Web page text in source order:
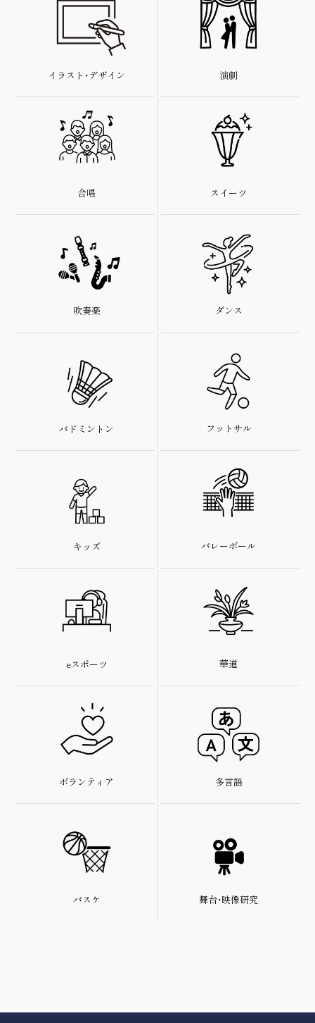
イラスト・デザイン 演劇
合唱 スイーツ
吹奏楽 ダンス
バドミントン フットサル
キッズ バレーボール
eスポーツ 華道
ボランティア 多言語
バスケ 舞台・映像研究